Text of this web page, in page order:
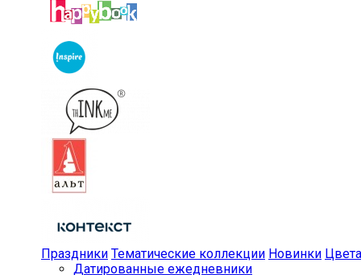
Праздники Тематические коллекции Новинки Цвета
Датированные ежедневники